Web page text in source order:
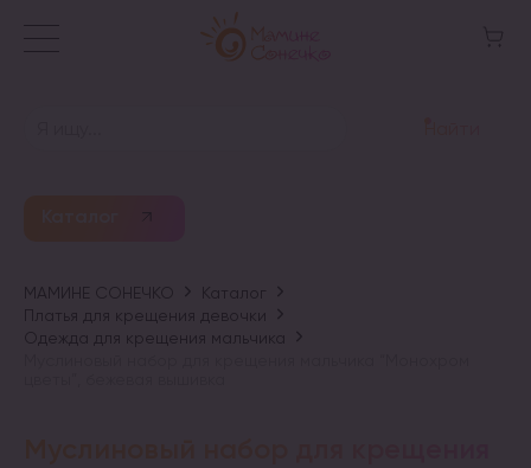
МАМИНЕ СОНЕЧКО
Каталог
Платья для крещения девочки
Одежда для крещения мальчика